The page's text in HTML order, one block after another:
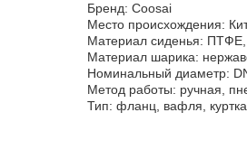
Бренд: Coosai
Место происхождения:
Материал сиденья: ПТФЕ,
Материал шарика:
Номинальный диаметр:
Метод работы: ручная,
Тип: фланц, вафля, куртка